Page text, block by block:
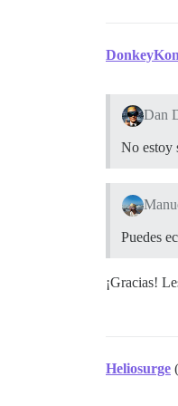
Dan
No estoy
Puedes
¡Gracias!
Heliosurge